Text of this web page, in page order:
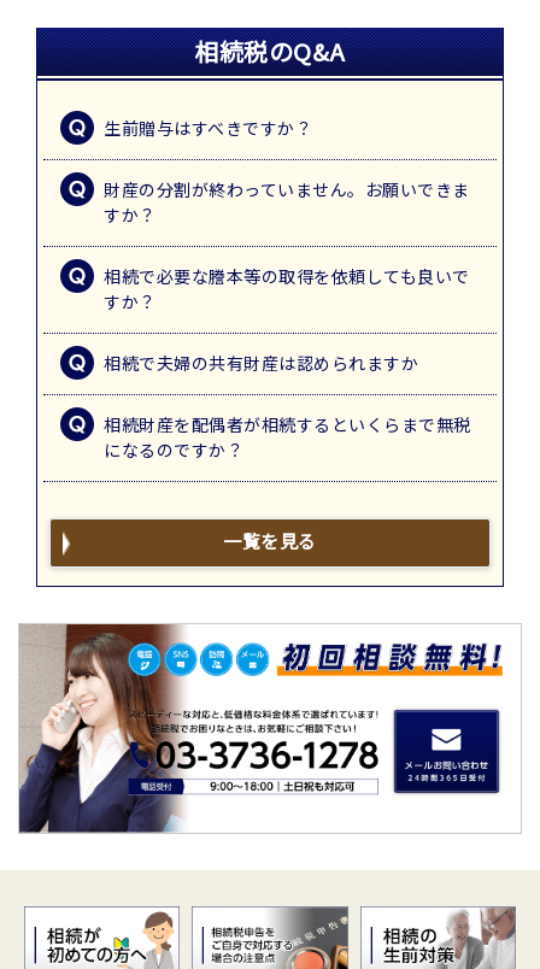
相続税のQ&A
生前贈与はすべきですか？
財産の分割が終わっていません。お願いできま
すか？
相続で必要な謄本等の取得を依頼しても良いで
すか？
相続で夫婦の共有財産は認められますか
相続財産を配偶者が相続するといくらまで無税
になるのですか？
一覧を見る